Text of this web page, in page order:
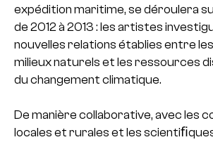
expédition maritime, se déroulera
de 2012 à 2013 : les artistes
nouvelles relations établies entre
milieux naturels et les ressources
du changement climatique.
De manière collaborative, avec les
locales et rurales et les